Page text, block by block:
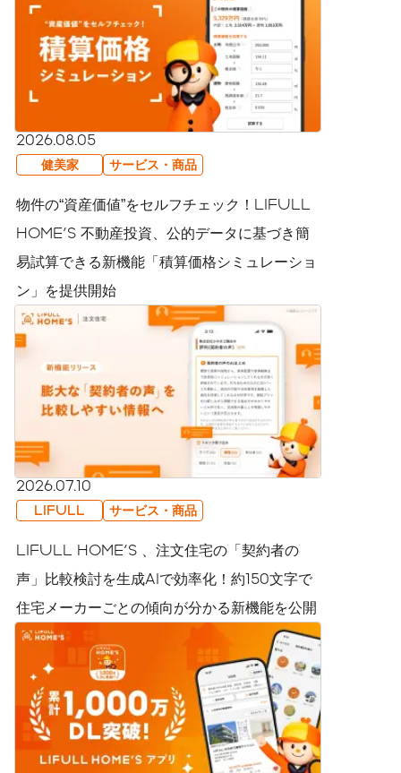
2026.08.05
健美家 サービス・商品
物件の“資産価値”をセルフチェック！LIFULL
HOME'S 不動産投資、公的データに基づき簡
易試算できる新機能「積算価格シミュレーショ
ン」を提供開始
2026.07.10
LIFULL サービス・商品
LIFULL HOME'S 、注文住宅の「契約者の
声」比較検討を生成AIで効率化！約150文字で
住宅メーカーごとの傾向が分かる新機能を公開